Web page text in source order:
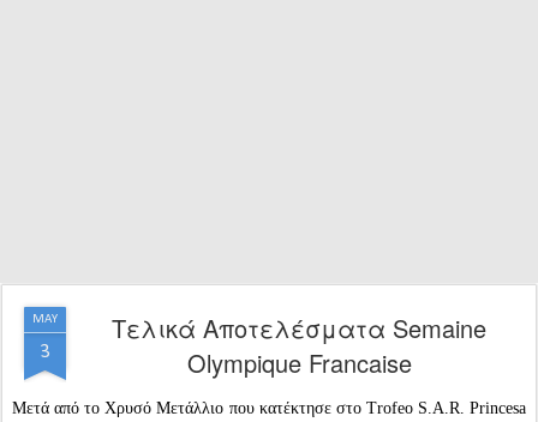
MAY
3
Τελικά Αποτελέσματα Semaine
Olympique Francaise
Μετά από το Χρυσό Μετάλλιο που κατέκτησε στο Trofeo S.A.R. Princesa